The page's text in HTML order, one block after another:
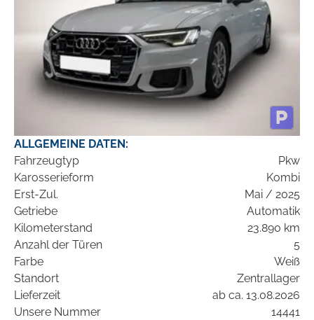
ALLGEMEINE DATEN:
Fahrzeugtyp
Pkw
Karosserieform
Kombi
Erst-Zul.
Mai / 2025
Getriebe
Automatik
Kilometerstand
23.890 km
Anzahl der Türen
5
Farbe
Weiß
Standort
Zentrallager
Lieferzeit
ab ca. 13.08.2026
Unsere Nummer
14441